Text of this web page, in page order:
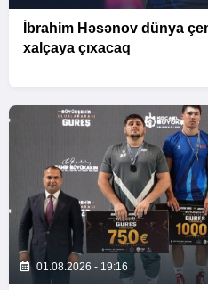
İbrahim Həsənov dünya
xalçaya çıxacaq
01.08.2026 - 19:16